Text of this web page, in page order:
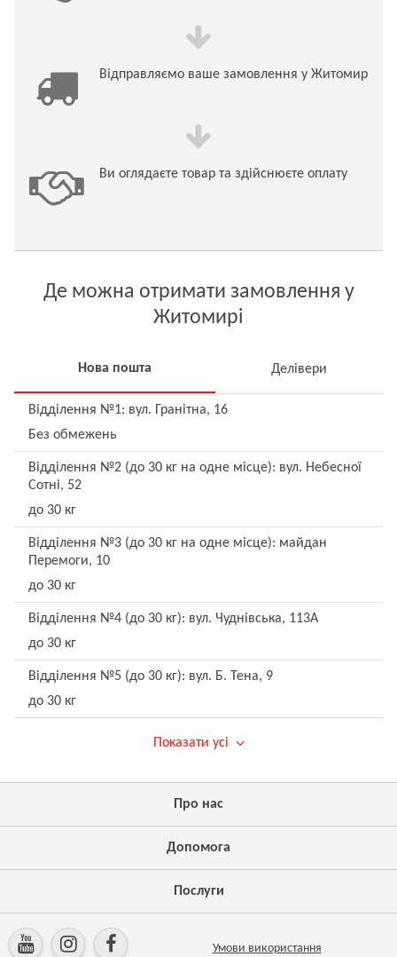
Відправляємо ваше замовлення у Житомир
Ви оглядаєте товар та здійснюєте оплату
Де можна отримати замовлення у
Житомирі
Нова пошта Делівери
Відділення №1: вул. Гранітна, 16
Без обмежень
Відділення №2 (до 30 кг на одне місце): вул. Небесної
Сотні, 52
до 30 кг
Відділення №3 (до 30 кг на одне місце): майдан
Перемоги, 10
до 30 кг
Відділення №4 (до 30 кг): вул. Чуднівська, 113А
до 30 кг
Відділення №5 (до 30 кг): вул. Б. Тена, 9
до 30 кг
Показати усі
Про нас
Допомога
Послуги
Умови використання